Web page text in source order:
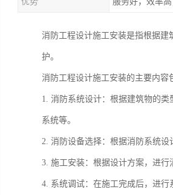
消防工程设计施工安装是指根据
护。
消防工程设计施工安装的主要内容
1. 消防系统设计：根据建筑物的
系统等。
2. 消防设备选择：根据消防系统设
3. 施工安装：根据设计方案，进行
4. 系统调试：在施工完成后，进行